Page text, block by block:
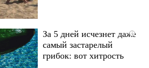
i
За 5 дней исчезнет даже
самый застарелый
грибок: вот хитрость